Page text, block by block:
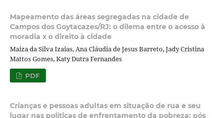
Mapeamento das áreas segregadas na cidade de
Campos dos Goytacazes/RJ: o dilema entre o acesso à
moradia x o direito à cidade
Maiza da Silva Izaias, Ana Cláudia de Jesus Barreto, Jady Cristina
Mattos Gomes, Katy Dutra Fernandes
PDF
Crianças e pessoas adultas em situação de rua e seu
lugar nas políticas de enfrentamento da pobreza: pós